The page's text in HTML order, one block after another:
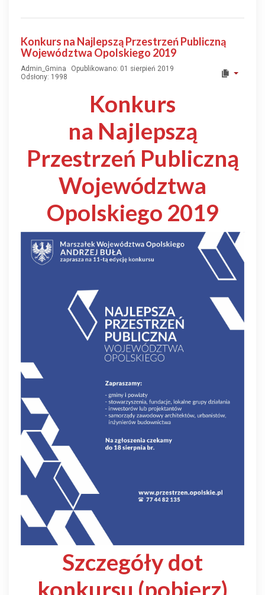
Konkurs na Najlepszą Przestrzeń Publiczną
Województwa Opolskiego 2019
Admin_Gmina
Opublikowano: 01 sierpień 2019
Odsłony: 1998
Konkurs
na Najlepszą
Przestrzeń Publiczną
Województwa
Opolskiego 2019
Szczegóły dot
konkursu (pobierz)